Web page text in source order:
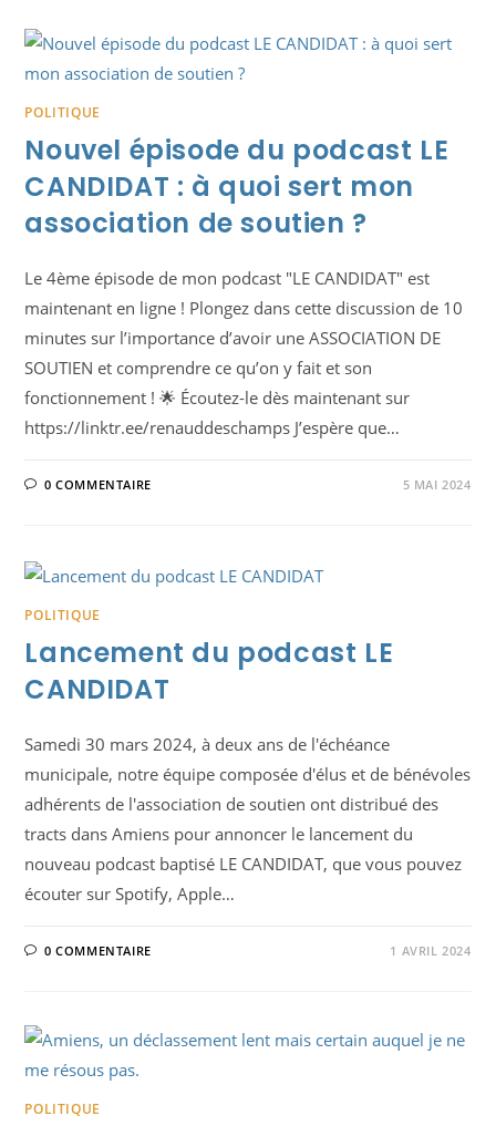
POLITIQUE
Nouvel épisode du podcast LE
CANDIDAT : à quoi sert mon
association de soutien ?
Le 4ème épisode de mon podcast "LE CANDIDAT" est
maintenant en ligne ! Plongez dans cette discussion de 10
minutes sur l’importance d’avoir une ASSOCIATION DE
SOUTIEN et comprendre ce qu’on y fait et son
fonctionnement ! 🌟 Écoutez-le dès maintenant sur
https://linktr.ee/renauddeschamps J’espère que…
0 COMMENTAIRE 5 MAI 2024
POLITIQUE
Lancement du podcast LE
CANDIDAT
Samedi 30 mars 2024, à deux ans de l'échéance
municipale, notre équipe composée d'élus et de bénévoles
adhérents de l'association de soutien ont distribué des
tracts dans Amiens pour annoncer le lancement du
nouveau podcast baptisé LE CANDIDAT, que vous pouvez
écouter sur Spotify, Apple…
0 COMMENTAIRE 1 AVRIL 2024
POLITIQUE